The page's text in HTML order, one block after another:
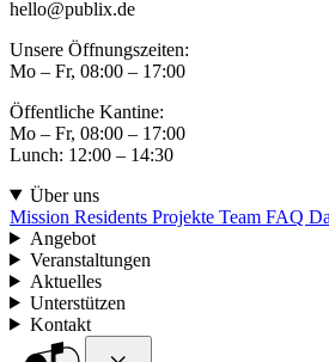
hello@publix.de
Unsere Öffnungszeiten:
Mo – Fr, 08:00 – 17:00
Öffentliche Kantine:
Mo – Fr, 08:00 – 17:00
Lunch: 12:00 – 14:30
Über uns
Mission Residents Projekte Team FAQ
Angebot
Veranstaltungen
Aktuelles
Unterstützen
Kontakt